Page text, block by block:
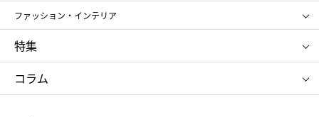
お中元
お歳暮
ポール&ジョー ボーテ
ジルスチュアート
NARS
RMK
クリニーク
SK-Ⅱ
アンリ・シャルパンティエ
ゴディバ
新宿高野
たねや
ねんりん家
ファッション・インテリア
ポロ ラルフ ローレン
タケオ キクチ
ママ＆キッズ
シュタイフ
特集
お中元
ひな人形
五月人形
コラム